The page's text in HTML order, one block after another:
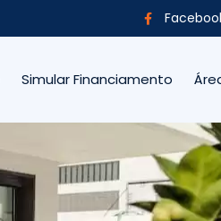
Simular Financiamento